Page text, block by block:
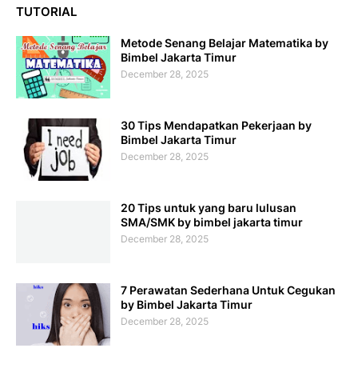
TUTORIAL
Metode Senang Belajar Matematika by
Bimbel Jakarta Timur
December 28, 2025
30 Tips Mendapatkan Pekerjaan by
Bimbel Jakarta Timur
December 28, 2025
20 Tips untuk yang baru lulusan
SMA/SMK by bimbel jakarta timur
December 28, 2025
7 Perawatan Sederhana Untuk Cegukan
by Bimbel Jakarta Timur
December 28, 2025